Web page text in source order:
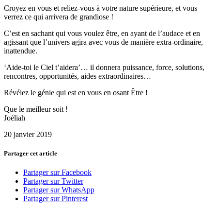
Croyez en vous et reliez-vous à votre nature supérieure, et vous
verrez ce qui arrivera de grandiose !
C’est en sachant qui vous voulez être, en ayant de l’audace et en
agissant que l’univers agira avec vous de manière extra-ordinaire,
inattendue.
‘Aide-toi le Ciel t’aidera’… il donnera puissance, force, solutions,
rencontres, opportunités, aides extraordinaires…
Révélez le génie qui est en vous en osant Être !
Que le meilleur soit !
Joéliah
20 janvier 2019
Partager cet article
Partager sur Facebook
Partager sur Twitter
Partager sur WhatsApp
Partager sur Pinterest